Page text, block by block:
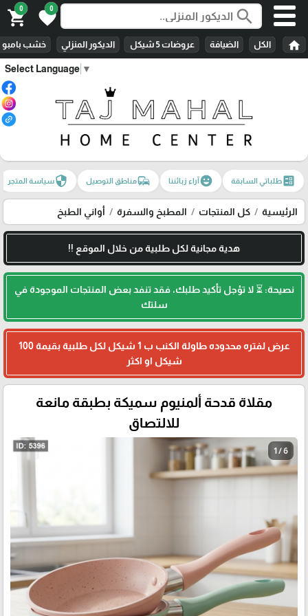
Select Language ▼
search
0
favorite
0
shopping_cart
home الكل الضيافة عروضات 5 شيكل الديكور المنزلي خشب بامبو
ballotطلباتي السابقة emoji_emotionsآراء زبائننا commuteمناطق التوصيل securityسياسة المتجر
الرئيسية كل المنتجات المطبخ والسفرة أواني الطبخ
هدية مجانية لكل طلبية من خلال الموقع !!
نصيحة: ⏳ لا تؤجل تأكيد طلبك، فقد تنفد بعض المنتجات الموجودة في
سلتك
عرض لفتره محدوده طاولة الكنب ب 1 شيكل لكل طلبية بقيمة 100
شيكل او اكثر
مقلاة قدحة ألمنيوم سميكة بطبقة مانعة
للالتصاق
1 / 6